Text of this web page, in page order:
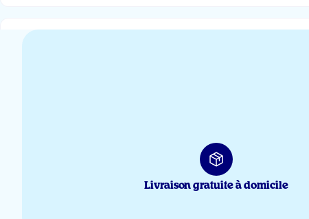
Praktische vegan capsules met 100% zuivere algenolie. Makkelijk door
orde komt. Dus een dikke proficiat voor Artic Blue!
Livraison gratuite à domicile